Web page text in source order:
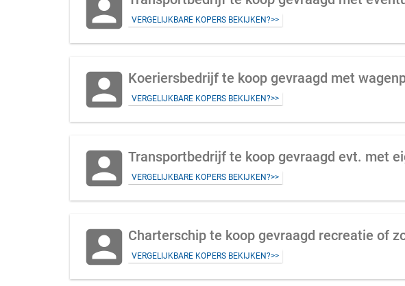
account_box VERGELIJKBARE KOPERS BEKIJKEN?>>
account_box Koeriersbedrijf te koop gevraagd met
VERGELIJKBARE KOPERS BEKIJKEN?>>
account_box Transportbedrijf te koop gevraagd evt. met
VERGELIJKBARE KOPERS BEKIJKEN?>>
account_box Charterschip te koop gevraagd recreatie of
VERGELIJKBARE KOPERS BEKIJKEN?>>